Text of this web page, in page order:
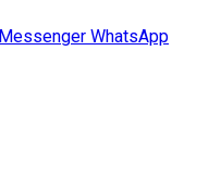
Messenger WhatsApp